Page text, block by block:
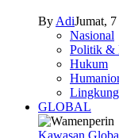
By AdiJumat,
Nasional
Politik &
Hukum
GLOBAL